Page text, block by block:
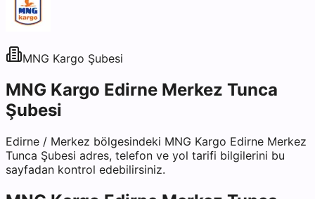
MNG Kargo Şubesi
MNG Kargo Edirne Merkez Tunca
Şubesi
Edirne / Merkez bölgesindeki MNG Kargo Edirne Merkez
Tunca Şubesi adres, telefon ve yol tarifi bilgilerini bu
sayfadan kontrol edebilirsiniz.